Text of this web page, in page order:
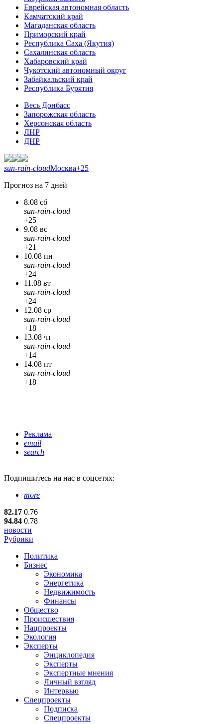
Еврейская автономная область
Камчатский край
Магаданская область
Приморский край
Республика Саха (Якутия)
Сахалинская область
Хабаровский край
Чукотский автономный округ
Забайкальский край
Республика Бурятия
Весь Донбасс
Запорожская область
Херсонская область
ЛНР
ДНР
sun-rain-cloudМосква+25
Прогноз на 7 дней
8.08 сб
sun-rain-cloud
+25
9.08 вс
sun-rain-cloud
+21
10.08 пн
sun-rain-cloud
+24
11.08 вт
sun-rain-cloud
+24
12.08 ср
sun-rain-cloud
+18
13.08 чт
sun-rain-cloud
+14
14.08 пт
sun-rain-cloud
+18
Реклама
email
search
Подпишитесь на нас в соцсетях:
more
82.17 0.76
94.84 0.78
новости
Рубрики
Политика
Бизнес
Экономика
Энергетика
Недвижимость
Финансы
Общество
Происшествия
Нацпроекты
Экология
Эксперты
Энциклопедия
Эксперты
Экспертные мнения
Личный взгляд
Интервью
Спецпроекты
Подписка
Спецпроекты